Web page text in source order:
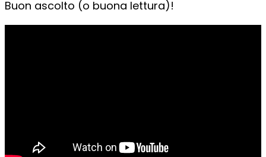
Buon ascolto (o buona lettura)!